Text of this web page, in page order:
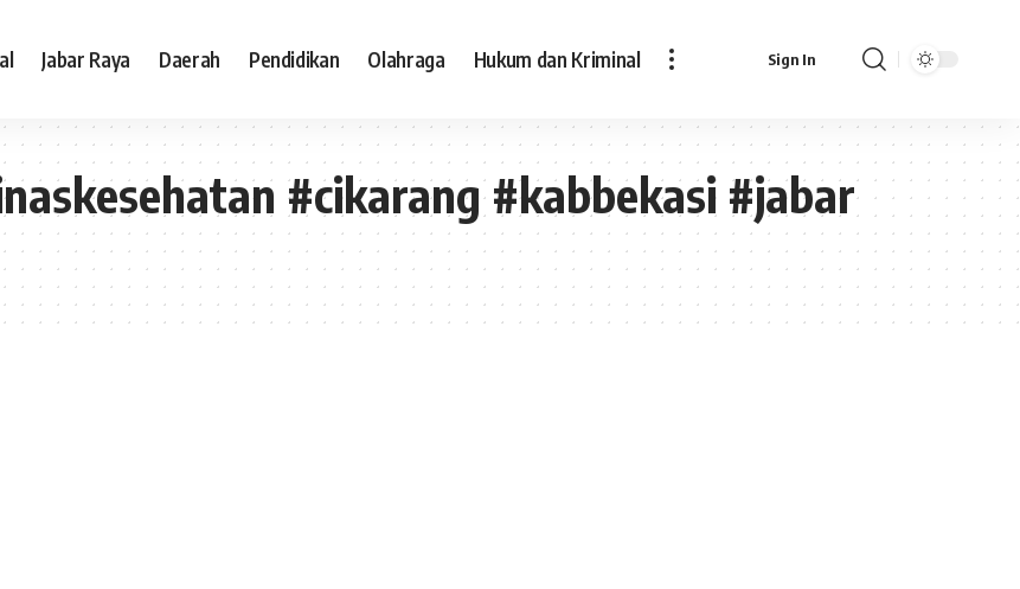
Jabar Raya Daerah Pendidikan Olahraga Hukum dan Kriminal Sign In
#cikarang #kabbekasi #jabar